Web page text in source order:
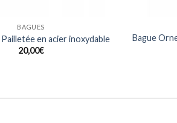
BAGUES
en acier inoxydable
20,00€
Bague